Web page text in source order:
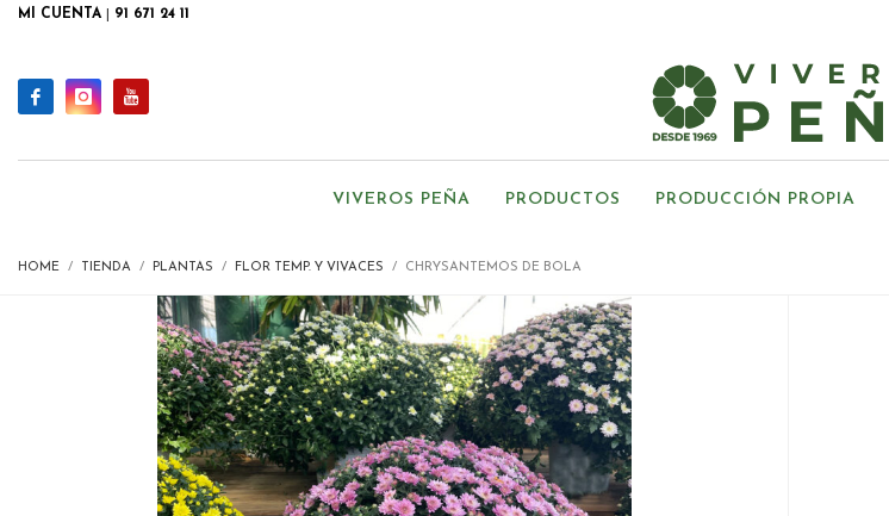
MI CUENTA 91 671 24 11
VIVEROS PEÑA PRODUCTOS PRODUCCIÓN PROPIA
HOME TIENDA PLANTAS FLOR TEMP. Y VIVACES CHRYSANTEMOS DE BOLA